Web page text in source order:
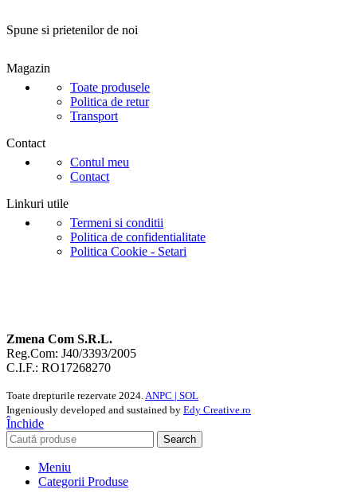
Spune si prietenilor de noi
Magazin
Toate produsele
Politica de retur
Transport
Contact
Contul meu
Contact
Linkuri utile
Termeni si conditii
Politica de confidentialitate
Politica Cookie - Setari
Zmena Com S.R.L.
Reg.Com: J40/3393/2005
C.I.F.: RO17268270
Toate drepturile rezervate 2024.ANPC | SOL
Ingeniously developed and sustained by Edy Creative.ro
Închide
Search
Meniu
Categorii Produse